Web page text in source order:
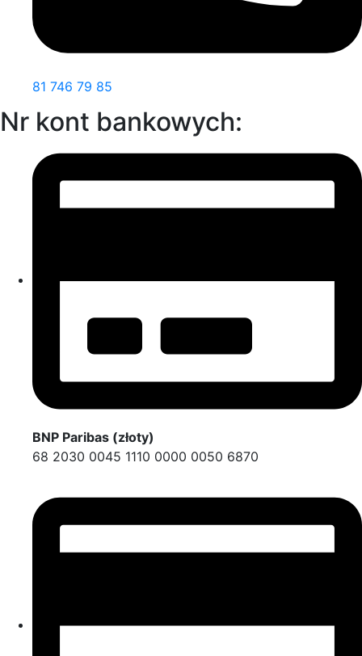
81 746 79 85
Nr kont bankowych:
BNP Paribas (złoty)
68 2030 0045 1110 0000 0050 6870